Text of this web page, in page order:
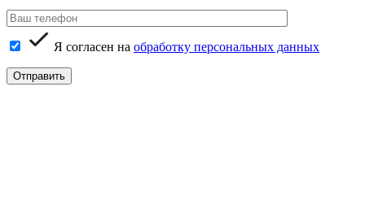
Я согласен на обработку персональных данных